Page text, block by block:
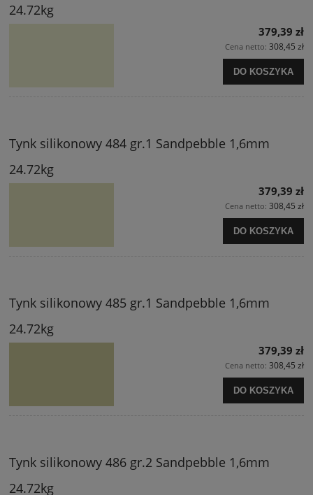
24.72kg
379,39 zł
Cena netto: 308,45 zł
DO KOSZYKA
Tynk silikonowy 484 gr.1 Sandpebble 1,6mm
24.72kg
379,39 zł
Cena netto: 308,45 zł
DO KOSZYKA
Tynk silikonowy 485 gr.1 Sandpebble 1,6mm
24.72kg
379,39 zł
Cena netto: 308,45 zł
DO KOSZYKA
Tynk silikonowy 486 gr.2 Sandpebble 1,6mm
24.72kg